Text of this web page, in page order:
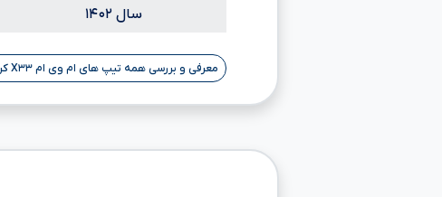
سال ۱۴۰۲
معرفی و بررسی همه تیپ های ام وی ام X۳۳ کراس